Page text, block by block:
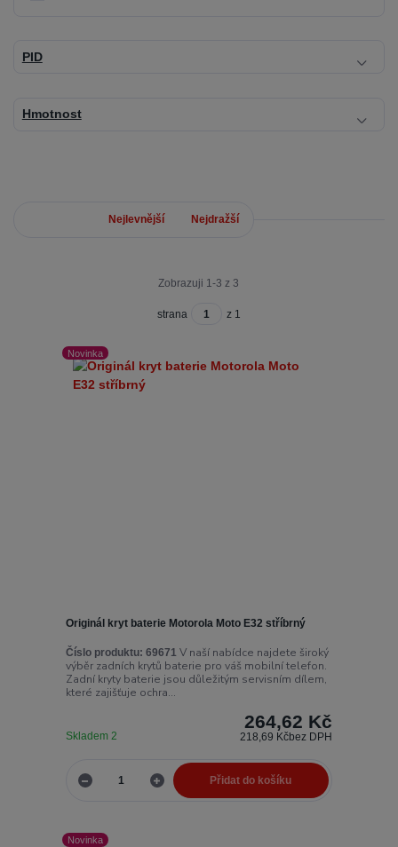
PID
Hmotnost
Nejlevnější Nejdražší
Zobrazuji 1-3 z 3
strana z 1
Novinka
Originál kryt baterie Motorola Moto E32 stříbrný
Číslo produktu: 69671V naší nabídce najdete široký
výběr zadních krytů baterie pro váš mobilní telefon.
Zadní kryty baterie jsou důležitým servisním dílem,
které zajišťuje ochra...
264,62 Kč
218,69 Kčbez DPH
Skladem 2
Přidat do košíku
Novinka